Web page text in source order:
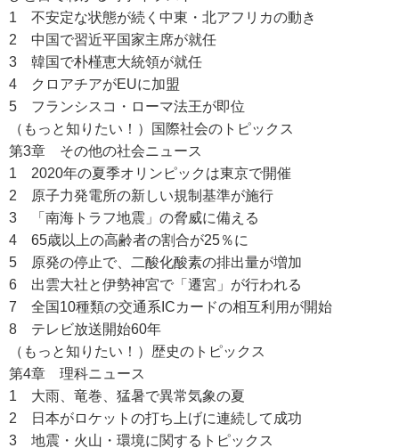
1 不安定な状態が続く中東・北アフリカの動き
2 中国で習近平国家主席が就任
3 韓国で朴槿恵大統領が就任
4 クロアチアがEUに加盟
5 フランシスコ・ローマ法王が即位
（もっと知りたい！）国際社会のトピックス
第3章 その他の社会ニュース
1 2020年の夏季オリンピックは東京で開催
2 原子力発電所の新しい規制基準が施行
3 「南海トラフ地震」の脅威に備える
4 65歳以上の高齢者の割合が25％に
5 原発の停止で、二酸化酸素の排出量が増加
6 出雲大社と伊勢神宮で「遷宮」が行われる
7 全国10種類の交通系ICカードの相互利用が開始
8 テレビ放送開始60年
（もっと知りたい！）歴史のトピックス
第4章 理科ニュース
1 大雨、竜巻、猛暑で異常気象の夏
2 日本がロケットの打ち上げに連続して成功
3 地震・火山・環境に関するトピックス